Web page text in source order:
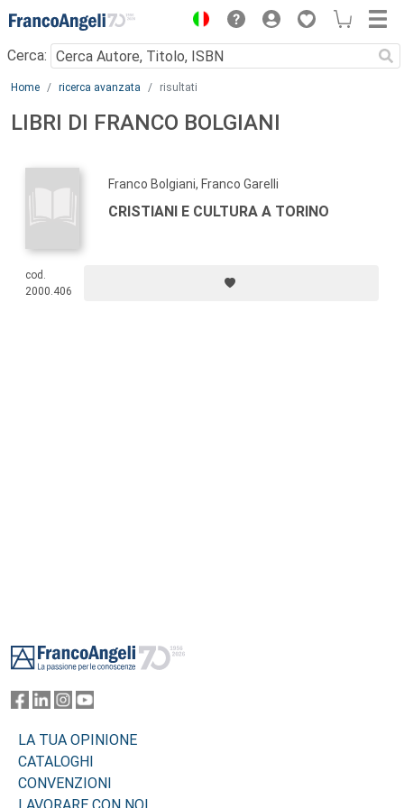
Menu
Cerca:
Main content
Home ricerca avanzata risultati
LIBRI DI FRANCO BOLGIANI
Franco Bolgiani, Franco Garelli
CRISTIANI E CULTURA A TORINO
cod.
2000.406
LA TUA OPINIONE
CATALOGHI
CONVENZIONI